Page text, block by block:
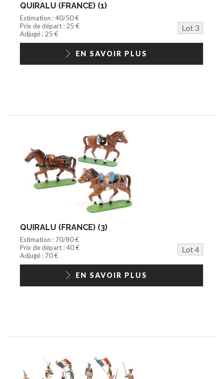
QUIRALU (FRANCE) (1)
Estimation : 40/50 €
Prix de départ : 25 €
Lot 3
Adjugé : 25 €
EN SAVOIR PLUS
QUIRALU (FRANCE) (3)
Estimation : 70/80 €
Prix de départ : 40 €
Lot 4
Adjugé : 70 €
EN SAVOIR PLUS